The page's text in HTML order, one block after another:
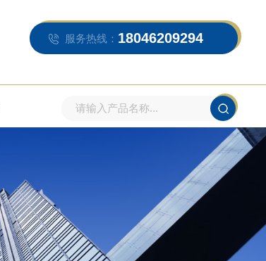
服务热线： 18046209294